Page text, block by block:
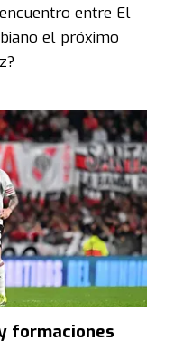
entre El
el próximo
formaciones